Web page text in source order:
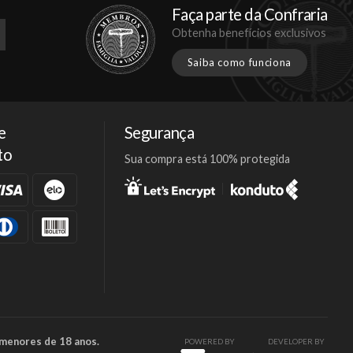
Faça parte da Confraria
Obtenha benefícios exclusivos
Saiba como funciona
Segurança
Sua compra está 100% protegida
de 18 anos. POWERED BY DEVELOPER BY